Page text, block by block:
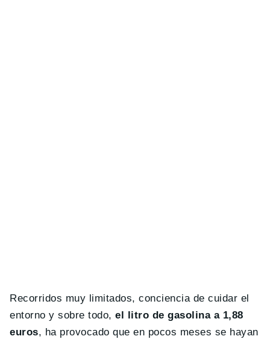
Recorridos muy limitados, conciencia de cuidar el
entorno y sobre todo,el litro de gasolina a 1,88
euros, ha provocado que en pocos meses se hayan